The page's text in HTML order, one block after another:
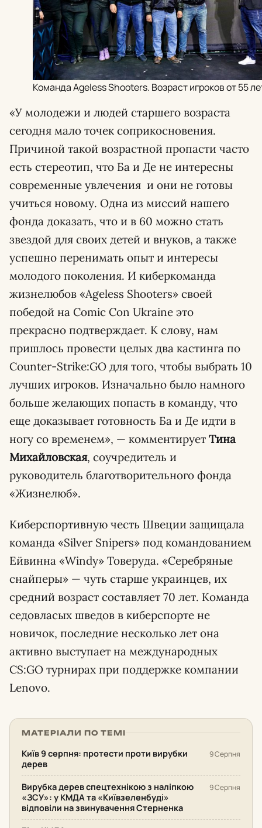
Команда Ageless Shooters. Возраст игроков от 55
«У молодежи и людей старшего возраста
сегодня мало точек соприкосновения.
Причиной такой возрастной пропасти часто
есть стереотип, что Ба и Де не интересны
современные увлечения и они не готовы
учиться новому. Одна из миссий нашего
фонда доказать, что и в 60 можно стать
звездой для своих детей и внуков, а также
успешно перенимать опыт и интересы
молодого поколения. И киберкоманда
жизнелюбов «Ageless Shooters» своей
победой на Comic Con Ukraine это
прекрасно подтверждает. К слову, нам
пришлось провести целых два кастинга по
Counter-Strike:GO для того, чтобы выбрать 10
лучших игроков. Изначально было намного
больше желающих попасть в команду, что
еще доказывает готовность Ба и Де идти в
ногу со временем», — комментирует Тина
Михайловская, соучредитель и
руководитель благотворительного фонда
«Жизнелюб».
Киберспортивную честь Швеции защищала
команда «Silver Snipers» под командованием
Ейвинна «Windy» Товеруда. «Серебряные
снайперы» — чуть старше украинцев, их
средний возраст составляет 70 лет. Команда
седовласых шведов в киберспорте не
новичок, последние несколько лет она
активно выступает на международных
CS:GO турнирах при поддержке компании
Lenovo.
МАТЕРІАЛИ ПО ТЕМІ
Київ 9 серпня: протести проти вирубки
дерев
9 Серпня
Вирубка дерев спецтехнікою з наліпкою
«ЗСУ»: у КМДА та «Київзеленбуді»
відповіли на звинувачення Стерненка
9 Серпня